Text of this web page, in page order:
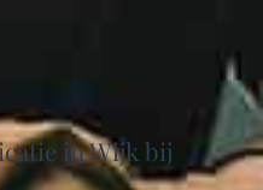
in Wijk bij